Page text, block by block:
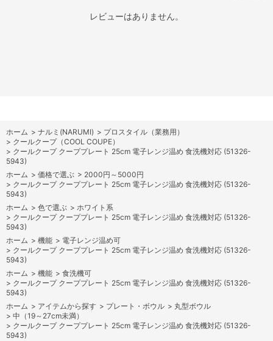
レビューはありません。
ホーム > ナルミ(NARUMI) > プロスタイル（業務用）
> クールクープ（COOL COUPE）
> クールクープ クーププレート 25cm 電子レンジ温め 食洗機対応 (51326-
5943)
ホーム > 価格で選ぶ > 2000円～5000円
> クールクープ クーププレート 25cm 電子レンジ温め 食洗機対応 (51326-
5943)
ホーム > 色で選ぶ > ホワイト系
> クールクープ クーププレート 25cm 電子レンジ温め 食洗機対応 (51326-
5943)
ホーム > 機能 > 電子レンジ温め可
> クールクープ クーププレート 25cm 電子レンジ温め 食洗機対応 (51326-
5943)
ホーム > 機能 > 食洗機可
> クールクープ クーププレート 25cm 電子レンジ温め 食洗機対応 (51326-
5943)
ホーム > アイテムから探す > プレート・ボウル > 丸型ボウル
> 中（19～27cm未満）
> クールクープ クーププレート 25cm 電子レンジ温め 食洗機対応 (51326-
5943)